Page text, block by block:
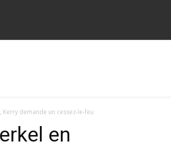
demande un cessez-le-feu
en